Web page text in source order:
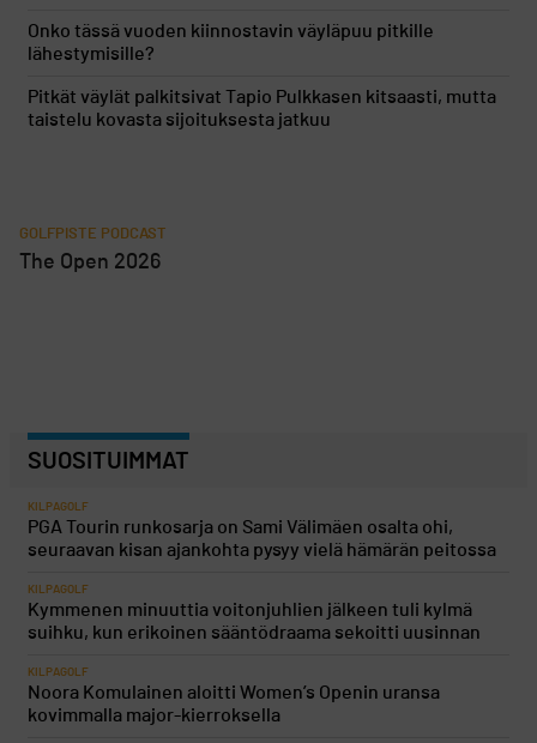
Onko tässä vuoden kiinnostavin väyläpuu pitkille
lähestymisille?
Pitkät väylät palkitsivat Tapio Pulkkasen kitsaasti, mutta
taistelu kovasta sijoituksesta jatkuu
GOLFPISTE PODCAST
The Open 2026
SUOSITUIMMAT
KILPAGOLF
PGA Tourin runkosarja on Sami Välimäen osalta ohi,
seuraavan kisan ajankohta pysyy vielä hämärän peitossa
KILPAGOLF
Kymmenen minuuttia voitonjuhlien jälkeen tuli kylmä
suihku, kun erikoinen sääntödraama sekoitti uusinnan
KILPAGOLF
Noora Komulainen aloitti Women’s Openin uransa
kovimmalla major-kierroksella